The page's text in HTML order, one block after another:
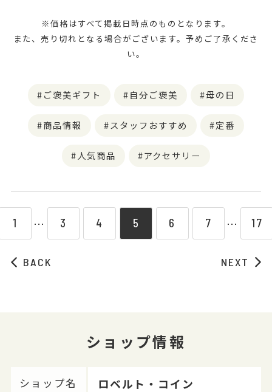
※価格はすべて掲載日時点のものとなります。
また、売り切れとなる場合がございます。予めご了承くださ
い。
ご褒美ギフト 自分ご褒美 母の日
商品情報 スタッフおすすめ 定番
人気商品 アクセサリー
BACK
1 ⋯ 3 4 5 6 7 ⋯ 17
NEXT
ショップ情報
ショップ名 ロベルト・コイン